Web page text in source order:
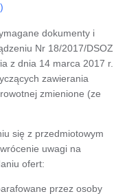
dokumenty i
Nr 18/2017/DSOZ
z dnia 14 marca 2017 r.
zawierania
zmienione (ze
się z przedmiotowym
uwagi na
ofert:
przez osoby